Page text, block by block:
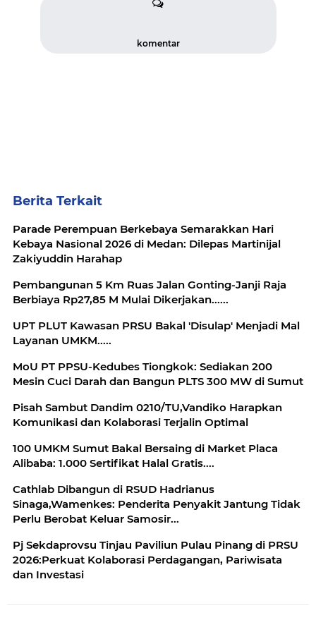
komentar
Berita Terkait
Parade Perempuan Berkebaya Semarakkan Hari
Kebaya Nasional 2026 di Medan: Dilepas Martinijal
Zakiyuddin Harahap
Pembangunan 5 Km Ruas Jalan Gonting-Janji Raja
Berbiaya Rp27,85 M Mulai Dikerjakan......
UPT PLUT Kawasan PRSU Bakal 'Disulap' Menjadi Mal
Layanan UMKM.....
MoU PT PPSU-Kedubes Tiongkok: Sediakan 200
Mesin Cuci Darah dan Bangun PLTS 300 MW di Sumut
Pisah Sambut Dandim 0210/TU,Vandiko Harapkan
Komunikasi dan Kolaborasi Terjalin Optimal
100 UMKM Sumut Bakal Bersaing di Market Placa
Alibaba: 1.000 Sertifikat Halal Gratis....
Cathlab Dibangun di RSUD Hadrianus
Sinaga,Wamenkes: Penderita Penyakit Jantung Tidak
Perlu Berobat Keluar Samosir...
Pj Sekdaprovsu Tinjau Paviliun Pulau Pinang di PRSU
2026:Perkuat Kolaborasi Perdagangan, Pariwisata
dan Investasi